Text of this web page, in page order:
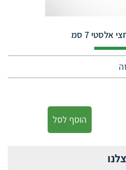
אלסטי 7 סמ
הוסף לסל